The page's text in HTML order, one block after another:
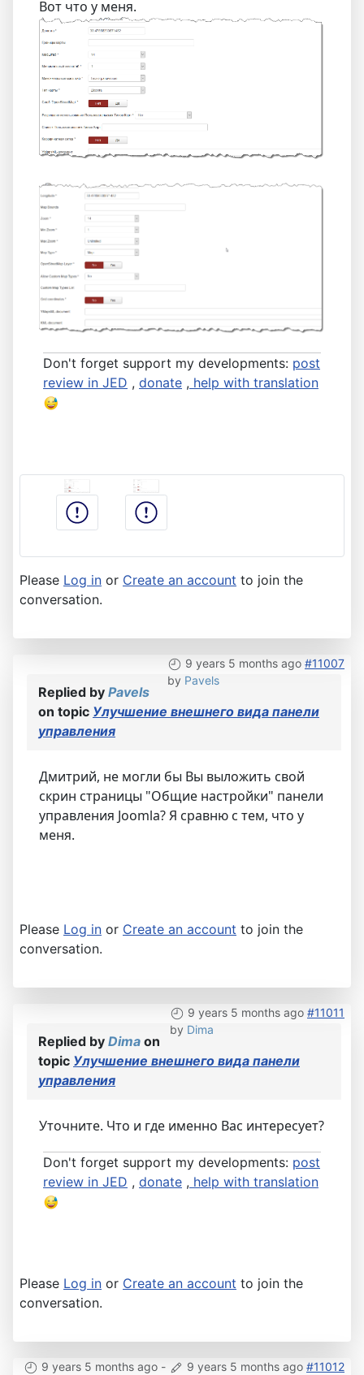
Вот что у меня.
Don't forget support my developments: post
review in JED , donate , help with translation
Please Log in or Create an account to join the
conversation.
9 years 5 months ago #11007
by Pavels
Replied by Pavels
on topic Улучшение внешнего вида панели
управления
Дмитрий, не могли бы Вы выложить свой
скрин страницы "Общие настройки" панели
управления Joomla? Я сравню с тем, что у
меня.
Please Log in or Create an account to join the
conversation.
9 years 5 months ago #11011
by Dima
Replied by Dima on
topic Улучшение внешнего вида панели
управления
Уточните. Что и где именно Вас интересует?
Don't forget support my developments: post
review in JED , donate , help with translation
Please Log in or Create an account to join the
conversation.
9 years 5 months ago - 9 years 5 months ago #11012